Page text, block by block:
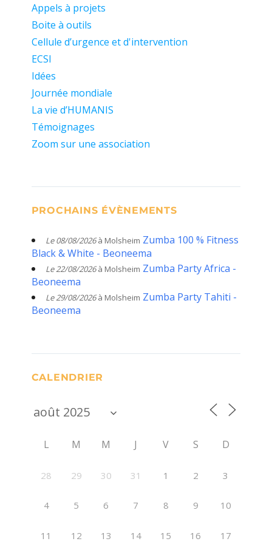
Appels à projets
Boite à outils
Cellule d’urgence et d'intervention
ECSI
Idées
Journée mondiale
La vie d’HUMANIS
Témoignages
Zoom sur une association
PROCHAINS ÉVÈNEMENTS
Le 08/08/2026à Molsheim Zumba 100 % Fitness
Black & White - Beoneema
Le 22/08/2026à Molsheim Zumba Party Africa -
Beoneema
Le 29/08/2026à Molsheim Zumba Party Tahiti -
Beoneema
CALENDRIER
L M M J V S D
28 29 30 31 1 2 3
4 5 6 7 8 9 10
11 12 13 14 15 16 17